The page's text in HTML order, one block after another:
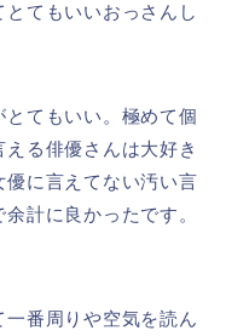
てもいいおっさんし
てもいい。極めて個
る俳優さんは大好き
に言えてない汚い言
計に良かったです。
番周りや空気を読ん